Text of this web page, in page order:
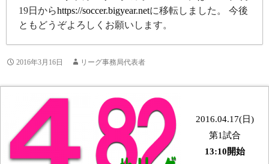
19日からhttps://soccer.bigyear.netに移転しました。 今後
ともどうぞよろしくお願いします。
2016年3月16日 リーグ事務局代表者
2016.04.17(日)
第1試合
13:10開始